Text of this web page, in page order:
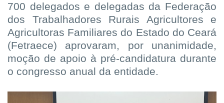
700 delegados e delegadas da Federação
dos Trabalhadores Rurais Agricultores e
Agricultoras Familiares do Estado do Ceará
(Fetraece) aprovaram, por unanimidade,
moção de apoio à pré-candidatura durante
o congresso anual da entidade.